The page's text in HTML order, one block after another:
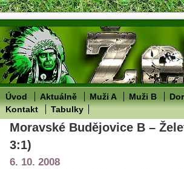
Úvod Aktuálně Muži A Muži B
Kontakt
Tabulky
Moravské Budějovice B –
3:1)
6. 10. 2008